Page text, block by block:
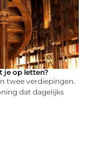
je op letten?
twee verdiepingen.
dat dagelijks